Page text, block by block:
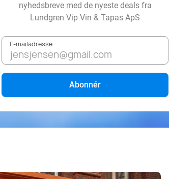
nyhedsbreve med de nyeste deals fra
Lundgren Vip Vin & Tapas ApS
E-mailadresse
Abonnér